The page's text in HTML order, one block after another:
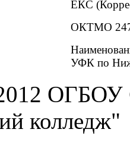
ЕКС
ОКТМО
УФК по
ОГБОУ
колледж"